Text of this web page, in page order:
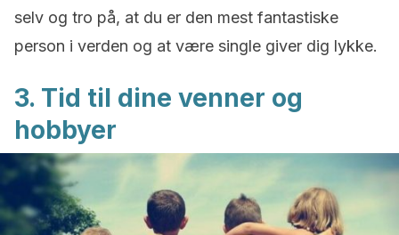
selv og tro på, at du er den mest fantastiske
person i verden og at være single giver dig lykke.
3. Tid til dine venner og
hobbyer